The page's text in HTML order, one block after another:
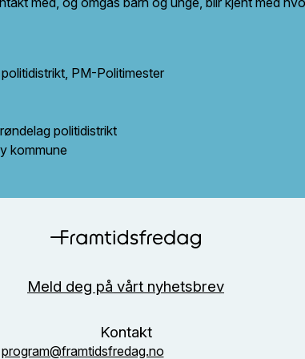
PM-Politimester
politidistrikt
kommune
Meld deg på vårt nyhetsbrev
Kontakt
program@framtidsfredag.no